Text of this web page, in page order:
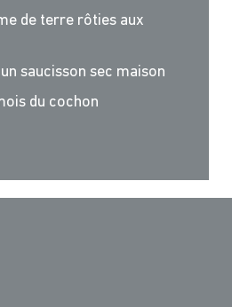
de terre rôties aux
saucisson sec maison
du cochon